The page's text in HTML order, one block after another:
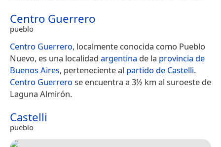
Centro Guerrero
pueblo
Centro Guerrero, localmente conocida como Pueblo
Nuevo, es una localidad argentina de la provincia de
Buenos Aires, perteneciente al partido de Castelli.
Centro Guerrero se encuentra a 3½ km al suroeste de
Laguna Almirón.
Castelli
pueblo